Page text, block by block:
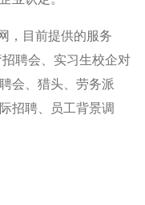
，目前提供的服务
聘会、实习生校企对
会、猎头、劳务派
招聘、员工背景调